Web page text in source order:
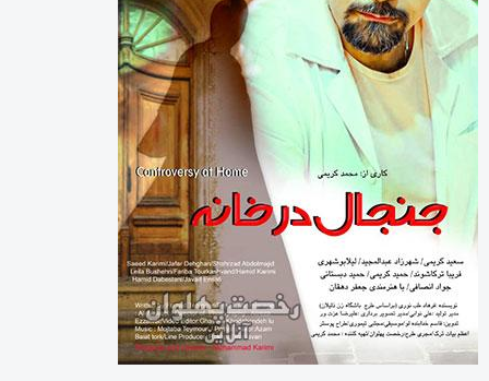
دسته‌ها
اینفوگرافی
تازه های پهلوانی